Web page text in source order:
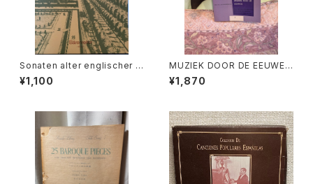
Sonaten alter englischer M
eister Ⅲ【編著：MICHAEL SC
HNEIDER】出版社：BÄRENREI
¥1,100
MUZIEK DOOR DE EEUWEN
3【著者：DRS.W.C.M.KLOPPE
NBURG】出版社：Broekmans
¥1,870